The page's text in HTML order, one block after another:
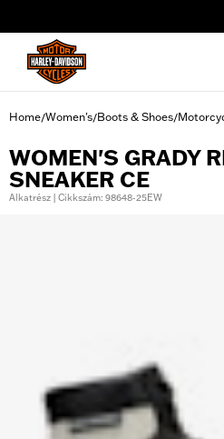
Home/Women's/Boots & Shoes/
WOMEN'S GRADY
SNEAKER CE
Alkatrész | Cikkszám: 98648-25EW